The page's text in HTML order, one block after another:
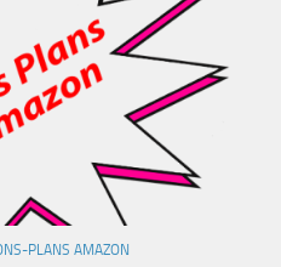
PLANS AMAZON